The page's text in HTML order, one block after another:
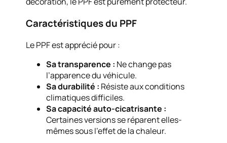
Caractéristiques du PPF
Le PPF est apprécié pour :
Sa transparence : Ne change pas
l’apparence du véhicule.
Sa durabilité : Résiste aux conditions
climatiques difficiles.
Sa capacité auto-cicatrisante :
Certaines versions se réparent elles-
mêmes sous l’effet de la chaleur.